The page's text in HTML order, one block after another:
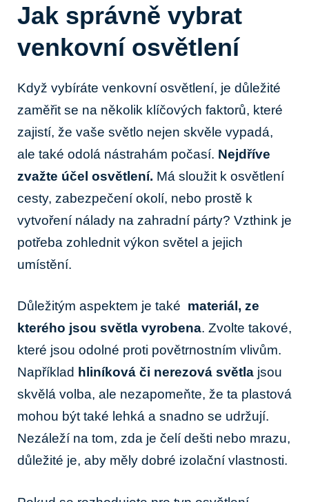
Jak​ správně vybrat
venkovní ⁢osvětlení
Když ‌vybíráte venkovní osvětlení, je důležité
‌zaměřit se⁤ na několik klíčových faktorů,⁤ které
zajistí, ‍že vaše světlo nejen skvěle vypadá,
ale také odolá ⁢nástrahám počasí. Nejdříve
zvažte účel osvětlení. Má sloužit k osvětlení
cesty, zabezpečení okolí, nebo⁤ prostě k
⁤vytvoření nálady na zahradní párty? Vzthink‍ je
potřeba zohlednit výkon světel a jejich
‍umístění.
Důležitým aspektem je ​také ​ materiál, ze
kterého jsou světla vyrobena. Zvolte takové,
které jsou odolné proti povětrnostním⁣ vlivům.
Například hliníková či nerezová světla jsou
skvělá volba, ale nezapomeňte, že ta plastová
mohou být také ‌lehká a ⁤snadno se⁣ udržují.
Nezáleží na tom, zda je čelí⁢ dešti ⁤nebo mrazu,
důležité je, aby měly⁣ dobré izolační ⁣vlastnosti.